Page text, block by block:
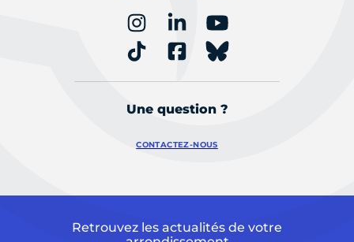
Une question ?
CONTACTEZ-NOUS
Retrouvez les actualités de votre